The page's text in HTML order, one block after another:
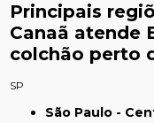
Principais
Canaã atende
colchão perto
SP
São Paulo -